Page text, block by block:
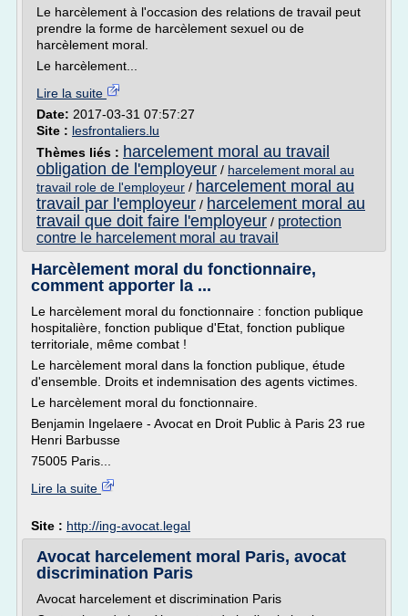
Le harcèlement à l'occasion des relations de travail peut
prendre la forme de harcèlement sexuel ou de
harcèlement moral.
Le harcèlement...
Lire la suite
Date: 2017-03-31 07:57:27
Site : lesfrontaliers.lu
Thèmes liés : harcelement moral au travail
obligation de l'employeur / harcelement moral au
travail role de l'employeur / harcelement moral au
travail par l'employeur / harcelement moral au
travail que doit faire l'employeur / protection
contre le harcelement moral au travail
Harcèlement moral du fonctionnaire,
comment apporter la ...
Le harcèlement moral du fonctionnaire : fonction publique
hospitalière, fonction publique d'Etat, fonction publique
territoriale, même combat !
Le harcèlement moral dans la fonction publique, étude
d'ensemble. Droits et indemnisation des agents victimes.
Le harcèlement moral du fonctionnaire.
Benjamin Ingelaere - Avocat en Droit Public à Paris 23 rue
Henri Barbusse
75005 Paris...
Lire la suite
Site : http://ing-avocat.legal
Avocat harcelement moral Paris, avocat
discrimination Paris
Avocat harcelement et discrimination Paris